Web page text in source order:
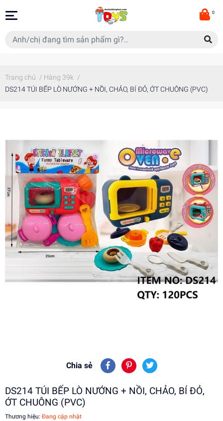
0
Trang chủ / Hàng 39k /
DS214 TÚI BẾP LÒ NƯỚNG + NỒI, CHẢO, BÍ ĐỎ, ỚT CHUÔNG (PVC)
Chia sẻ
DS214 TÚI BẾP LÒ NƯỚNG + NỒI, CHẢO, BÍ ĐỎ,
ỚT CHUÔNG (PVC)
Thương hiệu: Đang cập nhật